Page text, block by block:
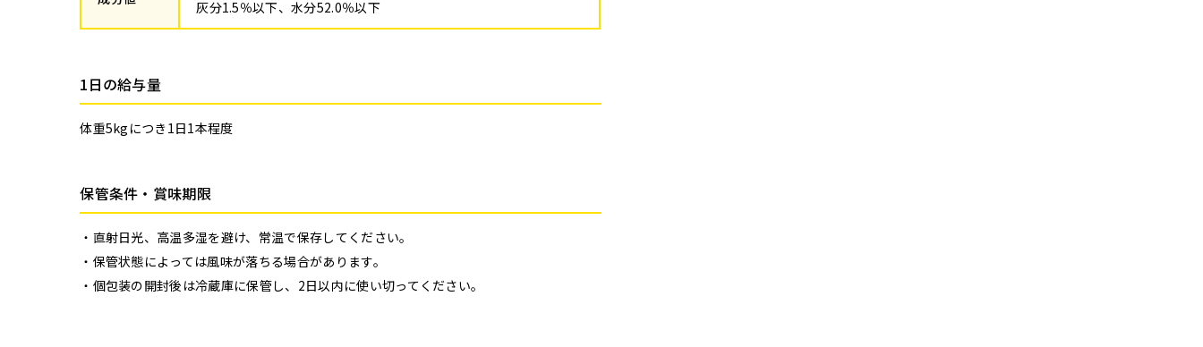
灰分1.5％以下、水分52.0％以下
1日の給与量
体重5kgにつき1日1本程度
保管条件・賞味期限
直射日光、高温多湿を避け、常温で保存してください。
保管状態によっては風味が落ちる場合があります。
個包装の開封後は冷蔵庫に保管し、2日以内に使い切ってください。